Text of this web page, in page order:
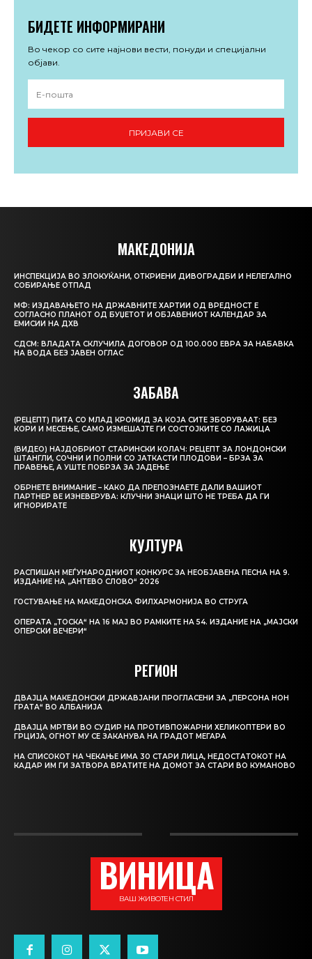
БИДЕТЕ ИНФОРМИРАНИ
Во чекор со сите најнови вести, понуди и специјални
објави.
ПРИЈАВИ СЕ
МАКЕДОНИЈА
ИНСПЕКЦИЈА ВО ЗЛОКУЌАНИ, ОТКРИЕНИ ДИВОГРАДБИ И НЕЛЕГАЛНО
СОБИРАЊЕ ОТПАД
МФ: ИЗДАВАЊЕТО НА ДРЖАВНИТЕ ХАРТИИ ОД ВРЕДНОСТ Е
СОГЛАСНО ПЛАНОТ ОД БУЏЕТОТ И ОБЈАВЕНИОТ КАЛЕНДАР ЗА
ЕМИСИИ НА ДХВ
СДСМ: ВЛАДАТА СКЛУЧИЛА ДОГОВОР ОД 100.000 ЕВРА ЗА НАБАВКА
НА ВОДА БЕЗ ЈАВЕН ОГЛАС
ЗАБАВА
(РЕЦЕПТ) ПИТА СО МЛАД КРОМИД ЗА КОЈА СИТЕ ЗБОРУВААТ: БЕЗ
КОРИ И МЕСЕЊЕ, САМО ИЗМЕШАЈТЕ ГИ СОСТОЈКИТЕ СО ЛАЖИЦА
(ВИДЕО) НАЈДОБРИОТ СТАРИНСКИ КОЛАЧ: РЕЦЕПТ ЗА ЛОНДОНСКИ
ШТАНГЛИ, СОЧНИ И ПОЛНИ СО ЈАТКАСТИ ПЛОДОВИ – БРЗА ЗА
ПРАВЕЊЕ, А УШТЕ ПОБРЗА ЗА ЈАДЕЊЕ
ОБРНЕТЕ ВНИМАНИЕ – КАКО ДА ПРЕПОЗНАЕТЕ ДАЛИ ВАШИОТ
ПАРТНЕР ВЕ ИЗНЕВЕРУВА: КЛУЧНИ ЗНАЦИ ШТО НЕ ТРЕБА ДА ГИ
ИГНОРИРАТЕ
КУЛТУРА
РАСПИШАН МЕЃУНАРОДНИОТ КОНКУРС ЗА НЕОБЈАВЕНА ПЕСНА НА 9.
ИЗДАНИЕ НА „АНТЕВО СЛОВО“ 2026
ГОСТУВАЊЕ НА МАКЕДОНСКА ФИЛХАРМОНИЈА ВО СТРУГА
ОПЕРАТА „ТОСКА“ НА 16 МАЈ ВО РАМКИТЕ НА 54. ИЗДАНИЕ НА „МАЈСКИ
ОПЕРСКИ ВЕЧЕРИ“
РЕГИОН
ДВАЈЦА МАКЕДОНСКИ ДРЖАВЈАНИ ПРОГЛАСЕНИ ЗА „ПЕРСОНА НОН
ГРАТА“ ВО АЛБАНИЈА
ДВАЈЦА МРТВИ ВО СУДИР НА ПРОТИВПОЖАРНИ ХЕЛИКОПТЕРИ ВО
ГРЦИЈА, ОГНОТ МУ СЕ ЗАКАНУВА НА ГРАДОТ МЕГАРА
НА СПИСОКОТ НА ЧЕКАЊЕ ИМА 30 СТАРИ ЛИЦА, НЕДОСТАТОКОТ НА
КАДАР ИМ ГИ ЗАТВОРА ВРАТИТЕ НА ДОМОТ ЗА СТАРИ ВО КУМАНОВО
ВИНИЦА
ВАШ ЖИВОТЕН СТИЛ